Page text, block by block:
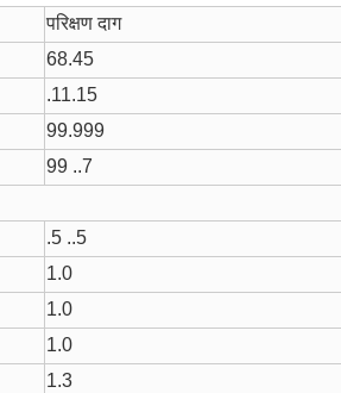
परिक्षण दाग
68.45
.11.15
99.999
99 ..7
.5 ..5
1.0
1.0
1.0
1.3